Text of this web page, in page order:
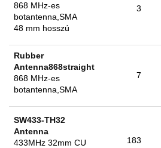
868 MHz-es
botantenna,SMA
48 mm hosszú
3
Rubber
Antenna868straight
868 MHz-es
botantenna,SMA
7
SW433-TH32
Antenna
433MHz 32mm CU
183